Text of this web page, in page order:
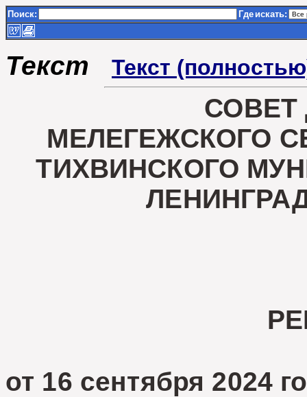
Поиск: Где искать:
Текст Текст
СОВЕТ
МЕЛЕГЕЖСКОГО
ТИХВИНСКОГО
от 16